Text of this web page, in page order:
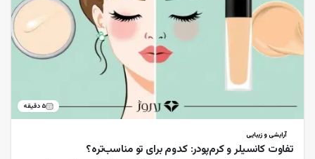
۵دقیقه
آرایشی و زیبایی
تفاوت کانسیلر و کرم‌پودر: کدوم برای تو مناسب‌تره؟